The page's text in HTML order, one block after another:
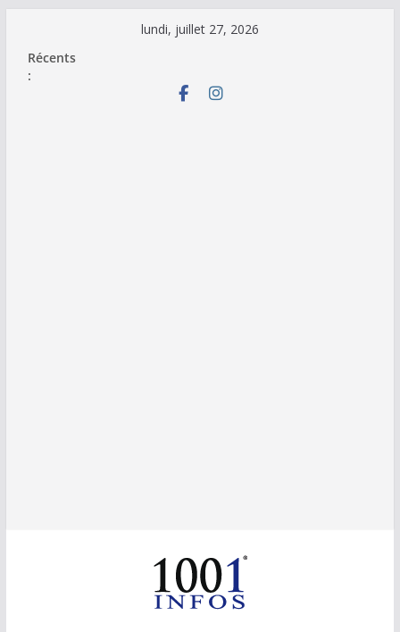
contenu
lundi, juillet 27, 2026
Récents
: